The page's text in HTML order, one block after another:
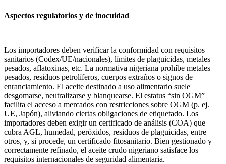
Aspectos regulatorios y de inocuidad
Los importadores deben verificar la conformidad con requisitos
sanitarios (Codex/UE/nacionales), límites de plaguicidas, metales
pesados, aflatoxinas, etc. La normativa nigeriana prohíbe metales
pesados, residuos petrolíferos, cuerpos extraños o signos de
enranciamiento. El aceite destinado a uso alimentario suele
desgomarse, neutralizarse y blanquearse. El estatus “sin OGM”
facilita el acceso a mercados con restricciones sobre OGM (p. ej.
UE, Japón), aliviando ciertas obligaciones de etiquetado. Los
importadores deben exigir un certificado de análisis (COA) que
cubra AGL, humedad, peróxidos, residuos de plaguicidas, entre
otros, y, si procede, un certificado fitosanitario. Bien gestionado y
correctamente refinado, el aceite crudo nigeriano satisface los
requisitos internacionales de seguridad alimentaria.